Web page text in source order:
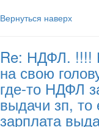
Вернуться наверх
Re: НДФЛ. !!!!
на свою
где-то НДФЛ
выдачи зп, то
зарплата